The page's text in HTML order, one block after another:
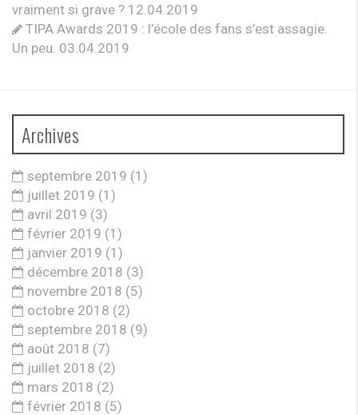
vraiment si grave ? 12.04.2019
TIPA Awards 2019 : l’école des fans s’est assagie.
Un peu. 03.04.2019
Archives
septembre 2019 (1)
juillet 2019 (1)
avril 2019 (3)
février 2019 (1)
janvier 2019 (1)
décembre 2018 (3)
novembre 2018 (5)
octobre 2018 (2)
septembre 2018 (9)
août 2018 (7)
juillet 2018 (2)
mars 2018 (2)
février 2018 (5)